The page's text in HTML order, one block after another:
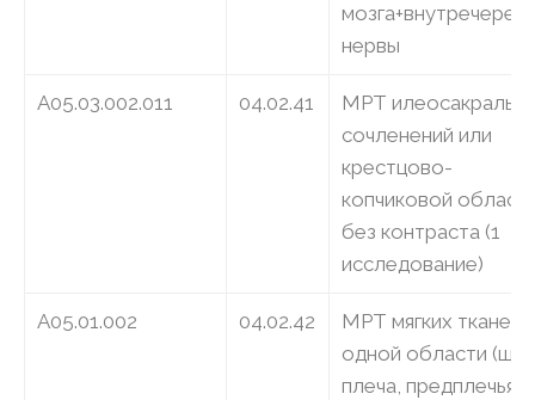
нервы
A05.03.002.011 04.02.41
МРТ
сочленений или
крестцово-
копчиковой
без контраста (1
исследование)
A05.01.002 04.02.42
МРТ мягких тканей
одной области
плеча, предплечья,